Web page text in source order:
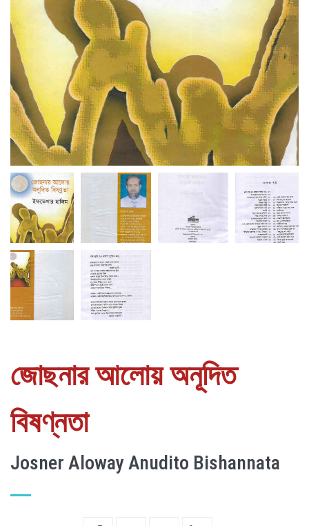
জোছনার আলোয় অনূদিত
বিষণ্নতা
Josner Aloway Anudito Bishannata